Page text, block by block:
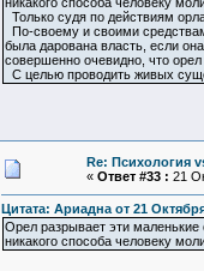
Только судя по действиям
По-своему и своими
была дарована власть, если
совершенно очевидно, что орел
С целью проводить живых
Re: Психология
« Ответ #33 : 21
Цитата: Ариадна от 21
Орел разрывает эти маленькие
никакого способа человеку